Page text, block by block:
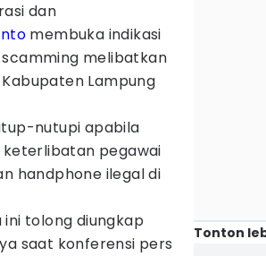
dan
membuka indikasi
melibatkan
Kabupaten Lampung
nutupi apabila
pegawai
handphone ilegal di
ini tolong diungkap
saat konferensi pers
Tonton